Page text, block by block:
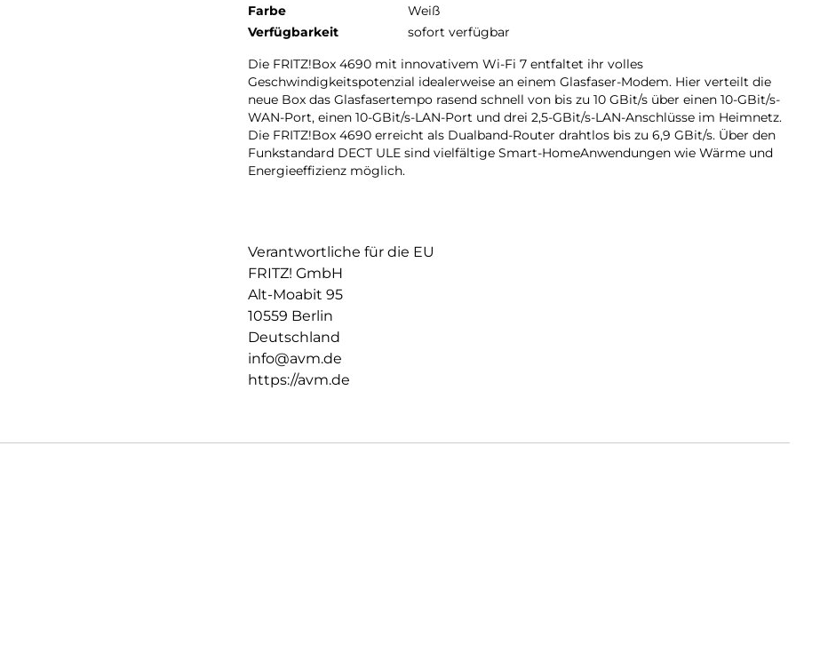
Farbe
Weiß
Verfügbarkeit
sofort verfügbar
Die FRITZ!Box 4690 mit innovativem Wi-Fi 7 entfaltet ihr volles
Geschwindigkeitspotenzial idealerweise an einem Glasfaser-Modem. Hier verteilt die
neue Box das Glasfasertempo rasend schnell von bis zu 10 GBit/s über einen 10-GBit/s-
WAN-Port, einen 10-GBit/s-LAN-Port und drei 2,5-GBit/s-LAN-Anschlüsse im Heimnetz.
Die FRITZ!Box 4690 erreicht als Dualband-Router drahtlos bis zu 6,9 GBit/s. Über den
Funkstandard DECT ULE sind vielfältige Smart-HomeAnwendungen wie Wärme und
Energieeffizienz möglich.
Verantwortliche für die EU
FRITZ! GmbH
Alt-Moabit 95
10559 Berlin
Deutschland
info@avm.de
https://avm.de